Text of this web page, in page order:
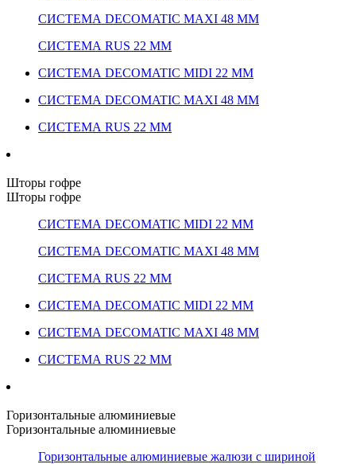
СИСТЕМА DECOMATIC MAXI 48 ММ
СИСТЕМА RUS 22 ММ
СИСТЕМА DECOMATIC MIDI 22 ММ
СИСТЕМА DECOMATIC MAXI 48 ММ
СИСТЕМА RUS 22 ММ
Шторы гофре
Шторы гофре
СИСТЕМА DECOMATIC MIDI 22 ММ
СИСТЕМА DECOMATIC MAXI 48 ММ
СИСТЕМА RUS 22 ММ
СИСТЕМА DECOMATIC MIDI 22 ММ
СИСТЕМА DECOMATIC MAXI 48 ММ
СИСТЕМА RUS 22 ММ
Горизонтальные алюминиевые
Горизонтальные алюминиевые
Горизонтальные алюминиевые жалюзи с шириной